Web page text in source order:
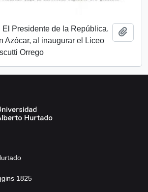
El Presidente de la República.
Azócar, al inaugurar el Liceo
Orrego
1825